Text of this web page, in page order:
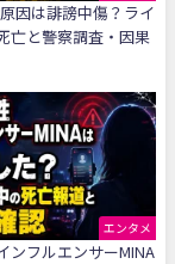
因は誹謗中傷？ライ
亡と警察調査・因果
エンタメ
ンフルエンサーMINA